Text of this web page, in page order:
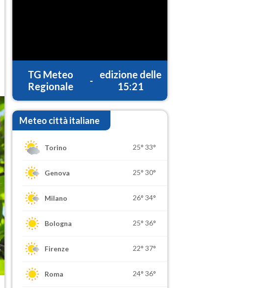
TG Meteo
Regionale
-
edizione delle
15:21
Meteo città italiane
Torino 25° 33°
Genova 25° 30°
Milano 26° 34°
Bologna 25° 36°
Firenze 22° 37°
Roma 24° 36°